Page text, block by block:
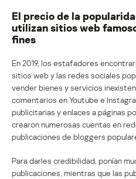
El precio de la
utilizan sitios web
fines
En 2019, los estafadores
sitios web y las redes sociales
vender bienes y servicios
comentarios en Youtube e
publicitarias y enlaces a páginas
crearon numerosas cuentas en
publicaciones de bloggers
Para darles credibilidad, ponían
publicaciones, mientras que las